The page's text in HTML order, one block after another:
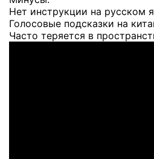
Нет инструкции на русском
Голосовые подсказки на
Часто теряется в